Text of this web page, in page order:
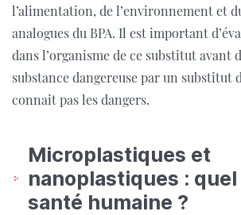
l’alimentation, de l’environnement et
analogues du BPA. Il est important
dans l’organisme de ce substitut avant
substance dangereuse par un substitut
connait pas les dangers.
Microplastiques et
nanoplastiques :
santé humaine ?